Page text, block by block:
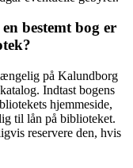
bestemt bog er
på Kalundborg
Indtast bogens
hjemmeside,
til lån på biblioteket.
reservere den, hvis